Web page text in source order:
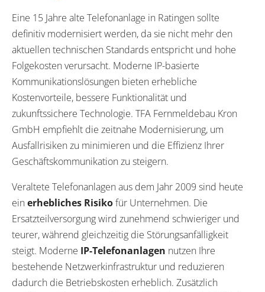
Eine 15 Jahre alte Telefonanlage in Ratingen sollte
definitiv modernisiert werden, da sie nicht mehr den
aktuellen technischen Standards entspricht und hohe
Folgekosten verursacht. Moderne IP-basierte
Kommunikationslösungen bieten erhebliche
Kostenvorteile, bessere Funktionalität und
zukunftssichere Technologie. TFA Fernmeldebau Kron
GmbH empfiehlt die zeitnahe Modernisierung, um
Ausfallrisiken zu minimieren und die Effizienz Ihrer
Geschäftskommunikation zu steigern.
Veraltete Telefonanlagen aus dem Jahr 2009 sind heute
einerhebliches Risikofür Unternehmen. Die
Ersatzteilversorgung wird zunehmend schwieriger und
teurer, während gleichzeitig die Störungsanfälligkeit
steigt. Moderne IP-Telefonanlagen nutzen Ihre
bestehende Netzwerkinfrastruktur und reduzieren
dadurch die Betriebskosten erheblich. Zusätzlich